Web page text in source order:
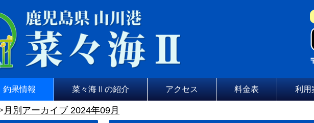
釣果情報 菜々海Ⅱの紹介 アクセス 料金表 利用
月別アーカイブ 2024年09月